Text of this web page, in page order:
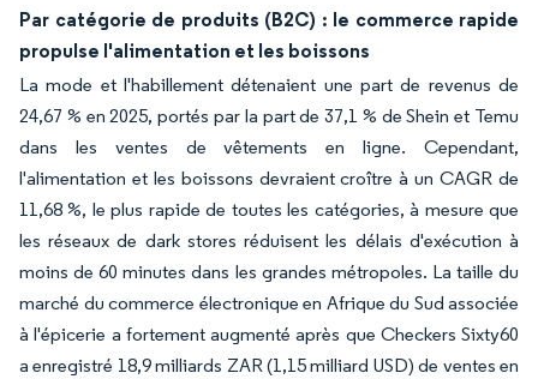
Par catégorie de produits (B2C) : le commerce rapide
propulse l'alimentation et les boissons
La mode et l'habillement détenaient une part de revenus de
24,67 % en 2025, portés par la part de 37,1 % de Shein et Temu
dans les ventes de vêtements en ligne. Cependant,
l'alimentation et les boissons devraient croître à un CAGR de
11,68 %, le plus rapide de toutes les catégories, à mesure que
les réseaux de dark stores réduisent les délais d'exécution à
moins de 60 minutes dans les grandes métropoles. La taille du
marché du commerce électronique en Afrique du Sud associée
à l'épicerie a fortement augmenté après que Checkers Sixty60
a enregistré 18,9 milliards ZAR (1,15 milliard USD) de ventes en